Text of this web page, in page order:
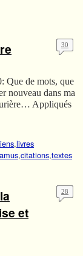
30
Que de mots, que
dans ma
Appliqués
,livres
,citations,textes
et
28